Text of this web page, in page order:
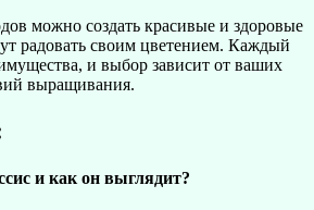
можно создать красивые и здоровые
радовать своим цветением. Каждый
и выбор зависит от ваших
выращивания.
и как он выглядит?